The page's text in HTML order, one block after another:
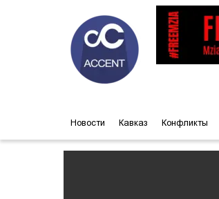
Новости Кавказ Конфликты